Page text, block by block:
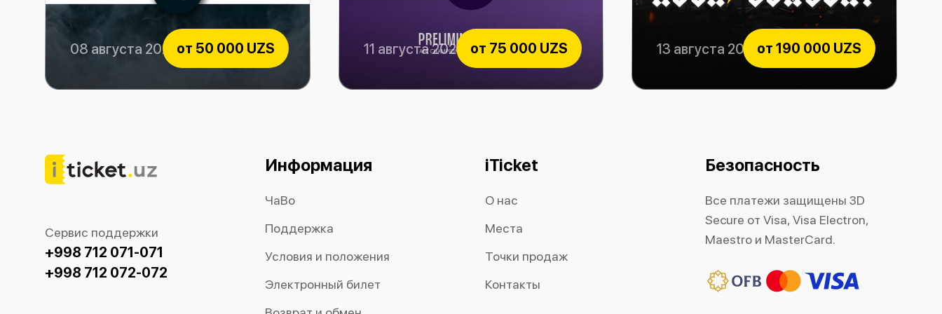
от 50 000 UZS
Bunyodkor vs OKMK
08 августа 2026 от 75 000 UZS
Paxtakor vs Al-Hussein
11 августа 2026 от 190 000 UZS
Rock Consert
13 августа 2026
Сервис поддержки
+998 712 071-071
+998 712 072-072
Информация
ЧаВо
Поддержка
Условия и положения
Электронный билет
iTicket
О нас
Места
Точки продаж
Контакты
Безопасность
Все платежи защищены 3D
Secure от Visa, Visa Electron,
Maestro и MasterCard.